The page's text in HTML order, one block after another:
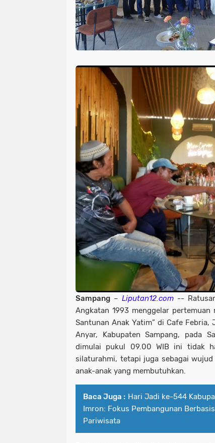
Sampang –Liputan12.com --
Angkatan 1993 menggelar
Santunan Anak Yatim” di Cafe Febria,
Anyar, Kabupaten Sampang, pada
dimulai pukul 09.00 WIB ini tidak
silaturahmi, tetapi juga sebagai
anak-anak yang membutuhkan.
Baca Juga : Hari Jadi ke-544
Imron: Fokus Pembangunan
Pariwisata